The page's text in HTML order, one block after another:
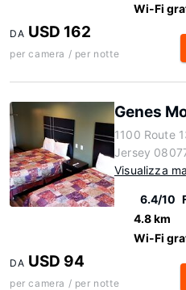
Wi-Fi
DA USD 162
per camera / per notte
Genes
1100 Route
Jersey
Visualizza
6.4/10
4.8 km
Wi-Fi
DA USD 94
per camera / per notte